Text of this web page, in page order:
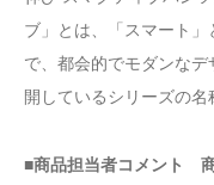
ブ」とは、「スマート
で、都会的でモダンな
開しているシリーズの名
■商品担当者コメント